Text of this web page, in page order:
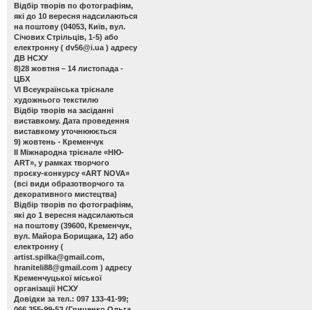
Відбір творів по фотографіям,
які до 10 вересня надсилаються
на поштову (04053, Київ, вул.
Січових Стрільців, 1-5) або
електронну ( dv56@i.ua ) адресу
ДВ НСХУ
8)28 жовтня – 14 листопада -
ЦБХ
VІ Всеукраїнська трієнале
художнього текстилю
Відбір творів на засіданні
виставкому. Дата проведення
виставкому уточнююється
9) жовтень - Кременчук
ІІ Міжнародна трієнале «НЮ-
АRТ», у рамках творчого
проєку-конкурсу «ART NOVA»
(всі види образотворчого та
декоративного мистецтва)
Відбір творів по фотографіям,
які до 1 вересня надсилаються
на поштову (39600, Кременчук,
вул. Майора Борищака, 12) або
електронну (
artist.spilka@gmail.com,
hraniteli88@gmail.com ) адресу
Кременчуцької міської
організації НСХУ
Довідки за тел.: 097 133-41-99;